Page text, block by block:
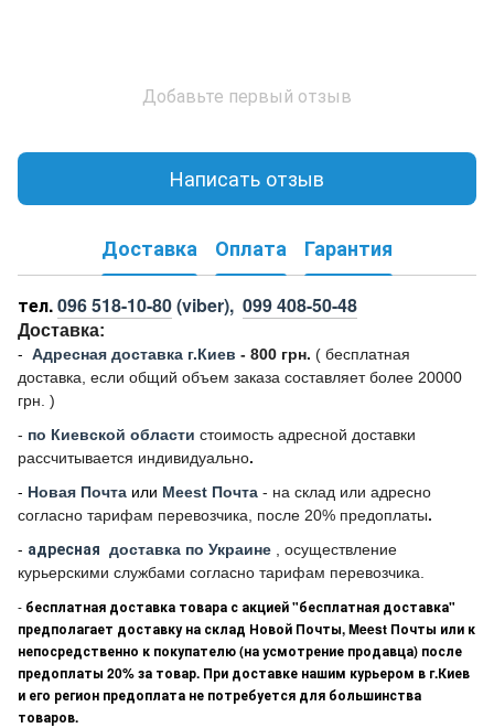
Добавьте первый отзыв
Написать отзыв
Доставка Оплата Гарантия
тел.096 518-10-80(viber), 099 408-50-48
Доставка:
- Адресная доставка г.Киев - 800 грн. ( бесплатная
доставка, если общий объем заказа составляет более 20000
грн. )
- по Киевской области стоимость адресной доставки
рассчитывается индивидуально.
- Новая Почта или Meest Почта - на склад или адресно
согласно тарифам перевозчика, после 20% предоплаты.
- адресная доставка по Украине
, осуществление
курьерскими службами согласно тарифам перевозчика.
- бесплатная доставка товара с акцией "бесплатная доставка"
предполагает доставку на склад Новой Почты, Meest Почты или к
непосредственно к покупателю (на усмотрение продавца) после
предоплаты 20% за товар. При доставке нашим курьером в г.Киев
и его регион предоплата не потребуется для большинства
товаров.